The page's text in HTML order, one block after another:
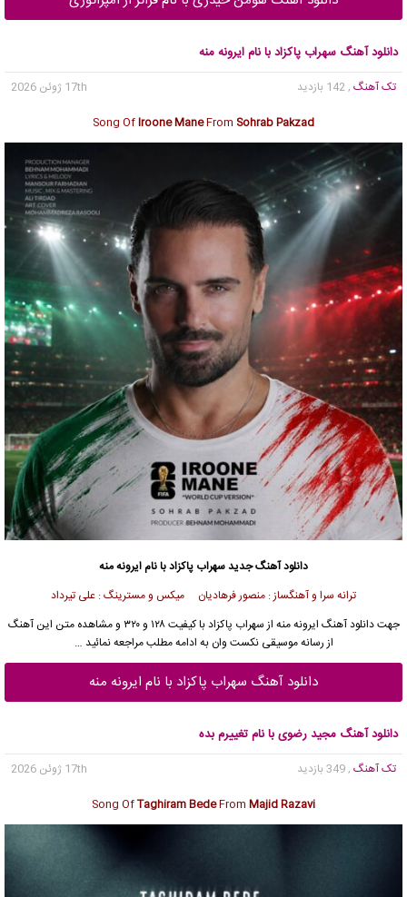
دانلود آهنگ سهراب پاکزاد با نام ایرونه منه
تک آهنگ , 142 بازدید
17th ژوئن 2026
Song OfIroone ManeFrom Sohrab Pakzad
دانلود آهنگ جدیدسهراب پاکزادبا نام ایرونه منه
ترانه سرا و آهنگساز : منصور فرهادیان میکس و مسترینگ : علی تیرداد
جهتدانلود آهنگ ایرونه منه از سهراب پاکزاد
با کیفیت ۱۲۸ و ۳۲۰ و مشاهده متن این آهنگ
از رسانه موسیقی نکست وان به ادامه مطلب مراجعه نمائید …
دانلود آهنگ سهراب پاکزاد با نام ایرونه منه
دانلود آهنگ مجید رضوی با نام تغییرم بده
تک آهنگ , 349 بازدید
17th ژوئن 2026
Song OfTaghiram BedeFrom Majid Razavi